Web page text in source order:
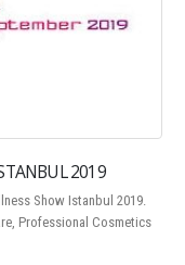
2019
Show Istanbul 2019.
Professional Cosmetics